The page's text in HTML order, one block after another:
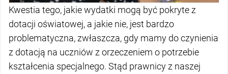
Kwestia tego, jakie wydatki mogą być pokryte z
dotacji oświatowej, a jakie nie, jest bardzo
problematyczna, zwłaszcza, gdy mamy do czynienia
z dotacją na uczniów z orzeczeniem o potrzebie
kształcenia specjalnego. Stąd prawnicy z naszej